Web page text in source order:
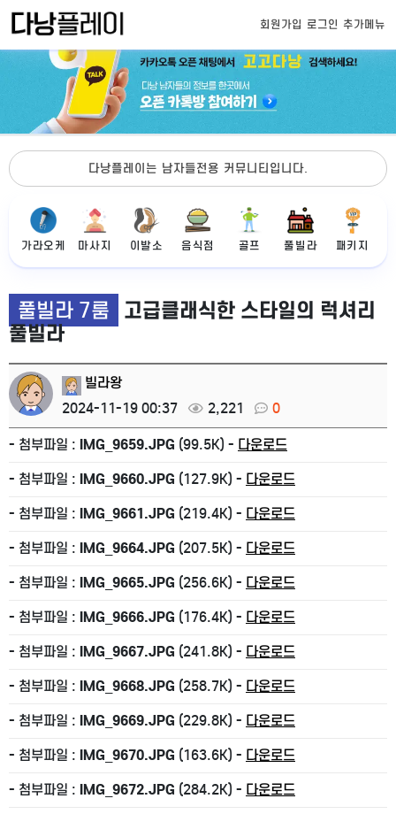
회원가입 로그인 추가메뉴
다낭플레이는 남자들전용 커뮤니티입니다.
가라오케 마사지 이발소 음식점 골프 풀빌라 패키지
풀빌라 7룸
고급클래식한 스타일의 럭셔리
풀빌라
빌라왕
2024-11-19 00:37
2,221 0
- 첨부파일 : IMG_9659.JPG (99.5K) - 다운로드
- 첨부파일 : IMG_9660.JPG (127.9K) - 다운로드
- 첨부파일 : IMG_9661.JPG (219.4K) - 다운로드
- 첨부파일 : IMG_9664.JPG (207.5K) - 다운로드
- 첨부파일 : IMG_9665.JPG (256.6K) - 다운로드
- 첨부파일 : IMG_9666.JPG (176.4K) - 다운로드
- 첨부파일 : IMG_9667.JPG (241.8K) - 다운로드
- 첨부파일 : IMG_9668.JPG (258.7K) - 다운로드
- 첨부파일 : IMG_9669.JPG (229.8K) - 다운로드
- 첨부파일 : IMG_9670.JPG (163.6K) - 다운로드
- 첨부파일 : IMG_9672.JPG (284.2K) - 다운로드